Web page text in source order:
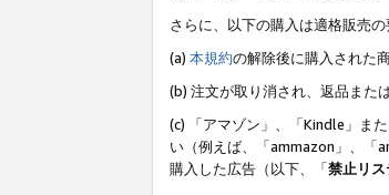
さらに、以下の購入は適格販売
(a) 本規約の解除後に購入された商
(b) 注文が取り消され、返品また
(c) 「アマゾン」、「Kindle」ま
い（例えば、「ammazon」、「
購入した広告（以下、「禁止リ